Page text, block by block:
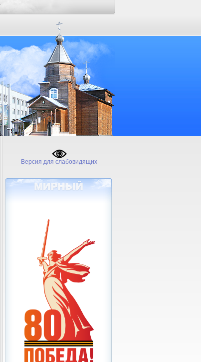
Версия для слабовидящих